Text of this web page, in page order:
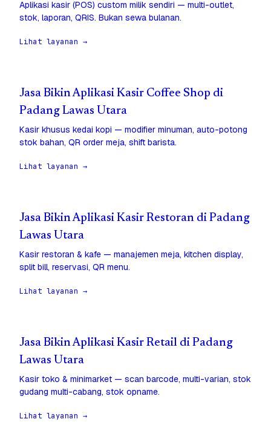
Aplikasi kasir (POS) custom milik sendiri — multi-outlet,
stok, laporan, QRIS. Bukan sewa bulanan.
Lihat layanan →
Jasa Bikin Aplikasi Kasir Coffee Shop di
Padang Lawas Utara
Kasir khusus kedai kopi — modifier minuman, auto-potong
stok bahan, QR order meja, shift barista.
Lihat layanan →
Jasa Bikin Aplikasi Kasir Restoran di Padang
Lawas Utara
Kasir restoran & kafe — manajemen meja, kitchen display,
split bill, reservasi, QR menu.
Lihat layanan →
Jasa Bikin Aplikasi Kasir Retail di Padang
Lawas Utara
Kasir toko & minimarket — scan barcode, multi-varian, stok
gudang multi-cabang, stok opname.
Lihat layanan →